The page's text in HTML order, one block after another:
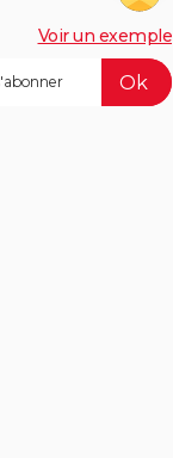
Voir un exemple